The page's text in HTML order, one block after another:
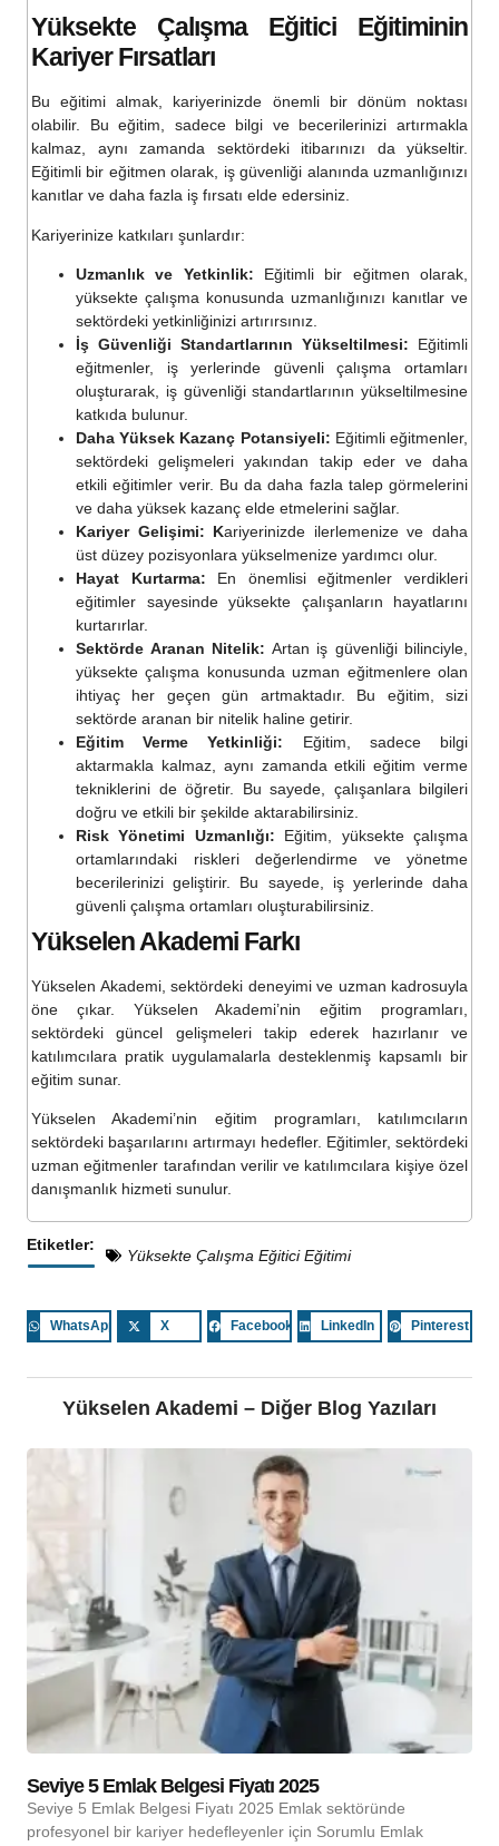
Yüksekte Çalışma Eğitici Eğitiminin
Kariyer Fırsatları
Bu eğitimi almak, kariyerinizde önemli bir dönüm noktası
olabilir. Bu eğitim, sadece bilgi ve becerilerinizi artırmakla
kalmaz, aynı zamanda sektördeki itibarınızı da yükseltir.
Eğitimli bir eğitmen olarak, iş güvenliği alanında uzmanlığınızı
kanıtlar ve daha fazla iş fırsatı elde edersiniz.
Kariyerinize katkıları şunlardır:
Uzmanlık ve Yetkinlik: Eğitimli bir eğitmen olarak,
yüksekte çalışma konusunda uzmanlığınızı kanıtlar ve
sektördeki yetkinliğinizi artırırsınız.
İş Güvenliği Standartlarının Yükseltilmesi: Eğitimli
eğitmenler, iş yerlerinde güvenli çalışma ortamları
oluşturarak, iş güvenliği standartlarının yükseltilmesine
katkıda bulunur.
Daha Yüksek Kazanç Potansiyeli: Eğitimli eğitmenler,
sektördeki gelişmeleri yakından takip eder ve daha
etkili eğitimler verir. Bu da daha fazla talep görmelerini
ve daha yüksek kazanç elde etmelerini sağlar.
Kariyer Gelişimi: Kariyerinizde ilerlemenize ve daha
üst düzey pozisyonlara yükselmenize yardımcı olur.
Hayat Kurtarma: En önemlisi eğitmenler verdikleri
eğitimler sayesinde yüksekte çalışanların hayatlarını
kurtarırlar.
Sektörde Aranan Nitelik: Artan iş güvenliği bilinciyle,
yüksekte çalışma konusunda uzman eğitmenlere olan
ihtiyaç her geçen gün artmaktadır. Bu eğitim, sizi
sektörde aranan bir nitelik haline getirir.
Eğitim Verme Yetkinliği: Eğitim, sadece bilgi
aktarmakla kalmaz, aynı zamanda etkili eğitim verme
tekniklerini de öğretir. Bu sayede, çalışanlara bilgileri
doğru ve etkili bir şekilde aktarabilirsiniz.
Risk Yönetimi Uzmanlığı: Eğitim, yüksekte çalışma
ortamlarındaki riskleri değerlendirme ve yönetme
becerilerinizi geliştirir. Bu sayede, iş yerlerinde daha
güvenli çalışma ortamları oluşturabilirsiniz.
Yükselen Akademi Farkı
Yükselen Akademi, sektördeki deneyimi ve uzman kadrosuyla
öne çıkar. Yükselen Akademi’nin eğitim programları,
sektördeki güncel gelişmeleri takip ederek hazırlanır ve
katılımcılara pratik uygulamalarla desteklenmiş kapsamlı bir
eğitim sunar.
Yükselen Akademi’nin eğitim programları, katılımcıların
sektördeki başarılarını artırmayı hedefler. Eğitimler, sektördeki
uzman eğitmenler tarafından verilir ve katılımcılara kişiye özel
danışmanlık hizmeti sunulur.
Etiketler:
Yüksekte Çalışma Eğitici Eğitimi
WhatsApp X Facebook LinkedIn Pinterest
Yükselen Akademi – Diğer Blog Yazıları
Seviye 5 Emlak Belgesi Fiyatı 2025
Seviye 5 Emlak Belgesi Fiyatı 2025 Emlak sektöründe
profesyonel bir kariyer hedefleyenler için Sorumlu Emlak